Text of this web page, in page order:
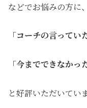
などでお悩みの方に、
「コーチの言ってい
「今までできなかっ
と好評いただいていま